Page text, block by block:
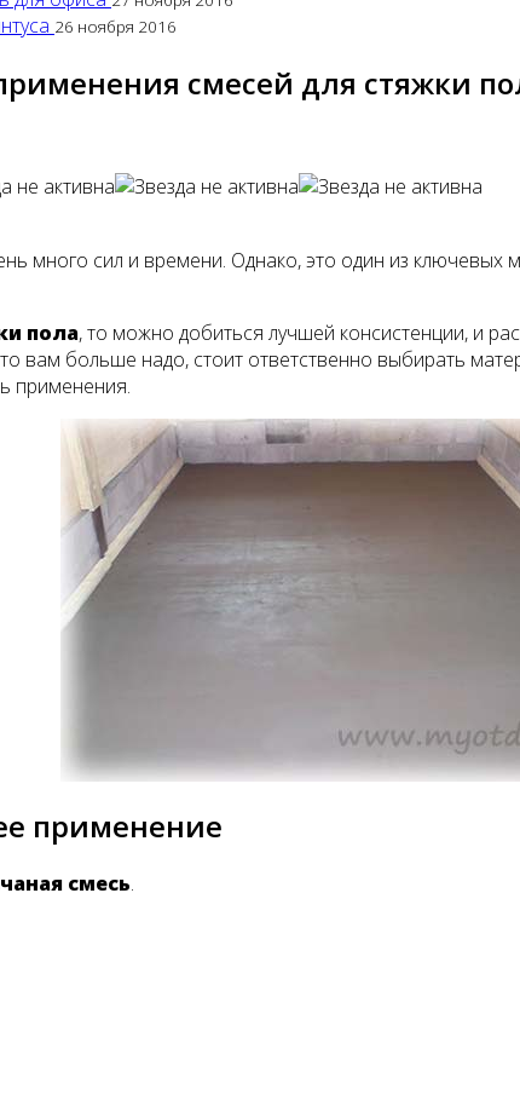
26 ноября 2016
смесей для стяжки
много сил и времени. Однако, это один из ключевых
пола, то можно добиться лучшей консистенции, и
вам больше надо, стоит ответственно выбирать
применения.
применение
смесь.